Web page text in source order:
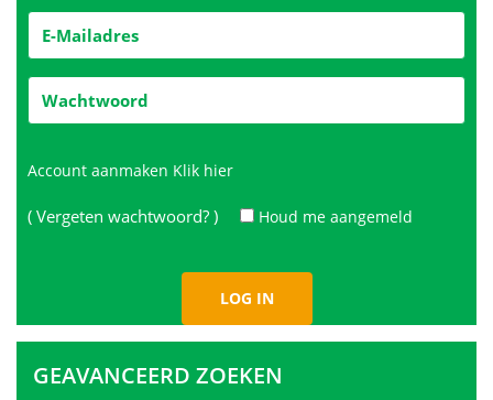
Account aanmaken Klik hier
( Vergeten wachtwoord? ) Houd me aangemeld
GEAVANCEERD ZOEKEN